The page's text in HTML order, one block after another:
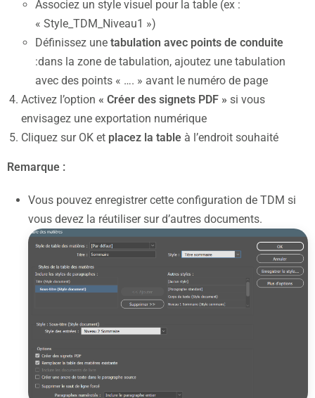
Associez un style visuel pour la table (ex :
« Style_TDM_Niveau1 »)
Définissez une tabulation avec points de conduite
:dans la zone de tabulation, ajoutez une tabulation
avec des points « …. » avant le numéro de page
Activez l’option « Créer des signets PDF » si vous
envisagez une exportation numérique
Cliquez sur OK et placez la table à l’endroit souhaité
Remarque :
Vous pouvez enregistrer cette configuration de TDM si
vous devez la réutiliser sur d’autres documents.